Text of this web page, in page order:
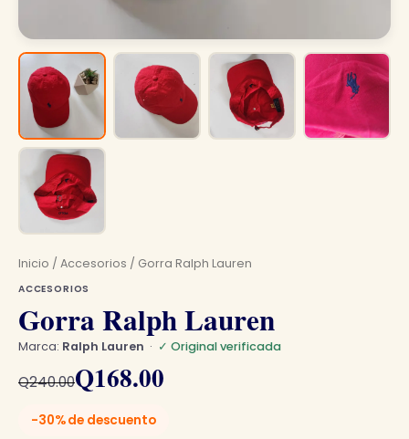
Inicio / Accesorios / Gorra Ralph Lauren
ACCESORIOS
Gorra Ralph Lauren
Marca: Ralph Lauren · ✓ Original verificada
Q240.00
El
Q168.00
El
-30% de descuento